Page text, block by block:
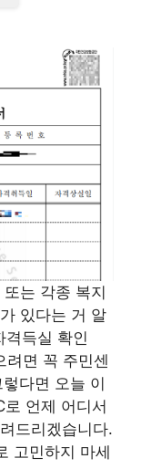
는 각종 복지
있다는 거 알
격득실 확인
려면 꼭 주민센
다면 오늘 이
언제 어디서
드리겠습니다.
고민하지 마세